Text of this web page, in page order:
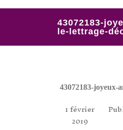
43072183-
le-lettrage-
43072183-joyeux-
1 février
2019